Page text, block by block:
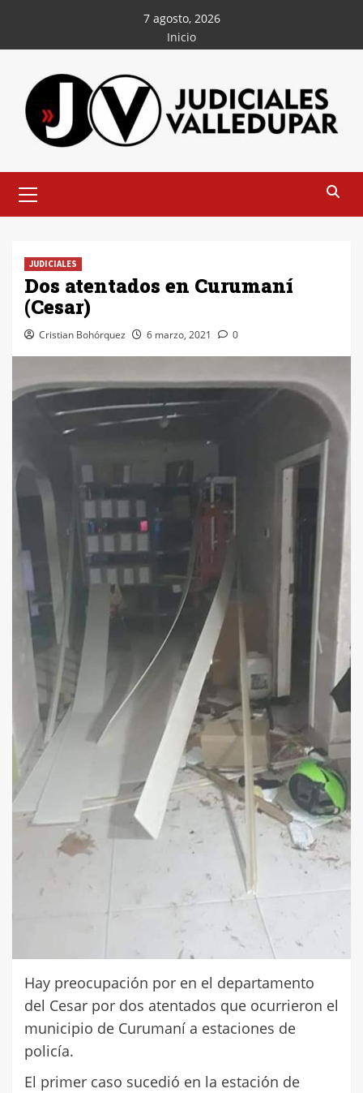
contenido
7 agosto, 2026
Inicio
principal
JUDICIALES
Dos atentados en Curumaní
(Cesar)
Cristian Bohórquez 6 marzo, 2021 0
Hay preocupación por en el departamento
del Cesar por dos atentados que ocurrieron el
municipio de Curumaní a estaciones de
policía.
El primer caso sucedió en la estación de